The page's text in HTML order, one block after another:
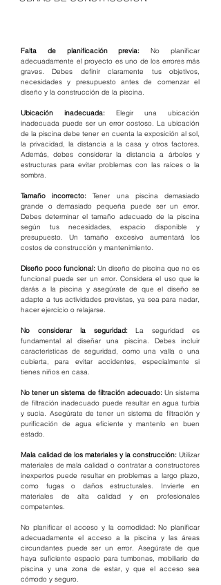
Falta de planificación previa: No planificar
adecuadamente el proyecto es uno de los errores más
graves. Debes definir claramente tus objetivos,
necesidades y presupuesto antes de comenzar el
diseño y la construcción de la piscina.
Ubicación inadecuada: Elegir una ubicación
inadecuada puede ser un error costoso. La ubicación
de la piscina debe tener en cuenta la exposición al sol,
la privacidad, la distancia a la casa y otros factores.
Además, debes considerar la distancia a árboles y
estructuras para evitar problemas con las raíces o la
sombra.
Tamaño incorrecto: Tener una piscina demasiado
grande o demasiado pequeña puede ser un error.
Debes determinar el tamaño adecuado de la piscina
según tus necesidades, espacio disponible y
presupuesto. Un tamaño excesivo aumentará los
costos de construcción y mantenimiento.
Diseño poco funcional: Un diseño de piscina que no es
funcional puede ser un error. Considera el uso que le
darás a la piscina y asegúrate de que el diseño se
adapte a tus actividades previstas, ya sea para nadar,
hacer ejercicio o relajarse.
No considerar la seguridad: La seguridad es
fundamental al diseñar una piscina. Debes incluir
características de seguridad, como una valla o una
cubierta, para evitar accidentes, especialmente si
tienes niños en casa.
No tener un sistema de filtración adecuado: Un sistema
de filtración inadecuado puede resultar en agua turbia
y sucia. Asegúrate de tener un sistema de filtración y
purificación de agua eficiente y mantenlo en buen
estado.
Mala calidad de los materiales y la construcción: Utilizar
materiales de mala calidad o contratar a constructores
inexpertos puede resultar en problemas a largo plazo,
como fugas o daños estructurales. Invierte en
materiales de alta calidad y en profesionales
competentes.
No planificar el acceso y la comodidad: No planificar
adecuadamente el acceso a la piscina y las áreas
circundantes puede ser un error. Asegúrate de que
haya suficiente espacio para tumbonas, mobiliario de
piscina y una zona de estar, y que el acceso sea
cómodo y seguro.